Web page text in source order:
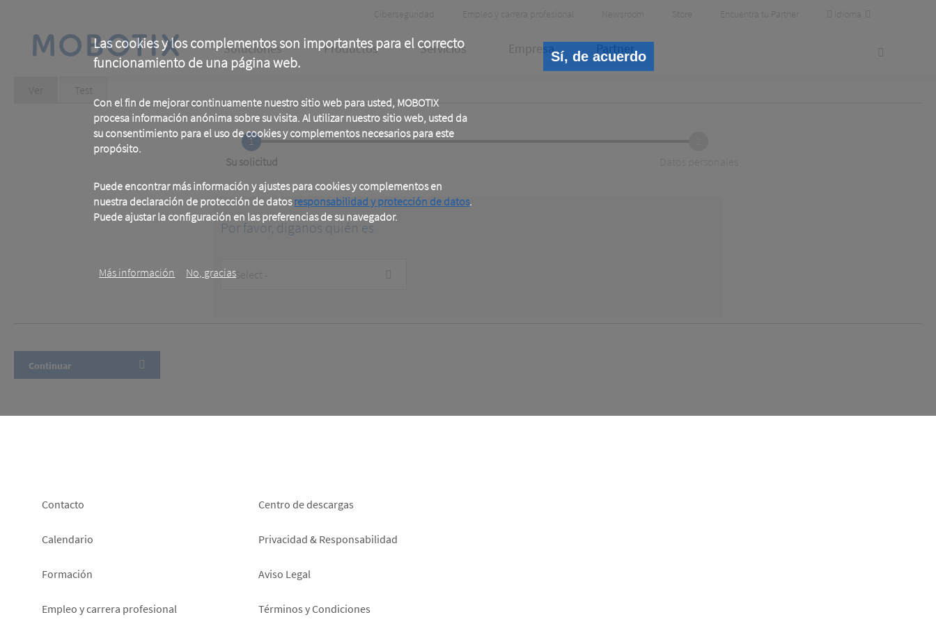
Las cookies y los complementos son importantes para el correcto
funcionamiento de una página web.
Con el fin de mejorar continuamente nuestro sitio web para usted, MOBOTIX
procesa información anónima sobre su visita. Al utilizar nuestro sitio web, usted da
su consentimiento para el uso de cookies y complementos necesarios para este
propósito.
Puede encontrar más información y ajustes para cookies y complementos en
nuestra declaración de protección de datosresponsabilidad y protección de datos.
Puede ajustar la configuración en las preferencias de su navegador.
Más información No, gracias
Sí, de acuerdo
content
Header
Meta
Ciberseguridad Empleo y carrera profesional Newsroom Store Encuentra tu Partner Idioma
Main
navigation
Soluciones Productos Servicios Empresa Partner
Primary
Ver Test
1
Current
Su solicitud
Por favor, diganos quién es
Customer
Type
Footer
left
Contacto
Calendario
Formación
Empleo y carrera profesional
Footer
right
Centro de descargas
Privacidad & Responsabilidad
Aviso Legal
Términos y Condiciones